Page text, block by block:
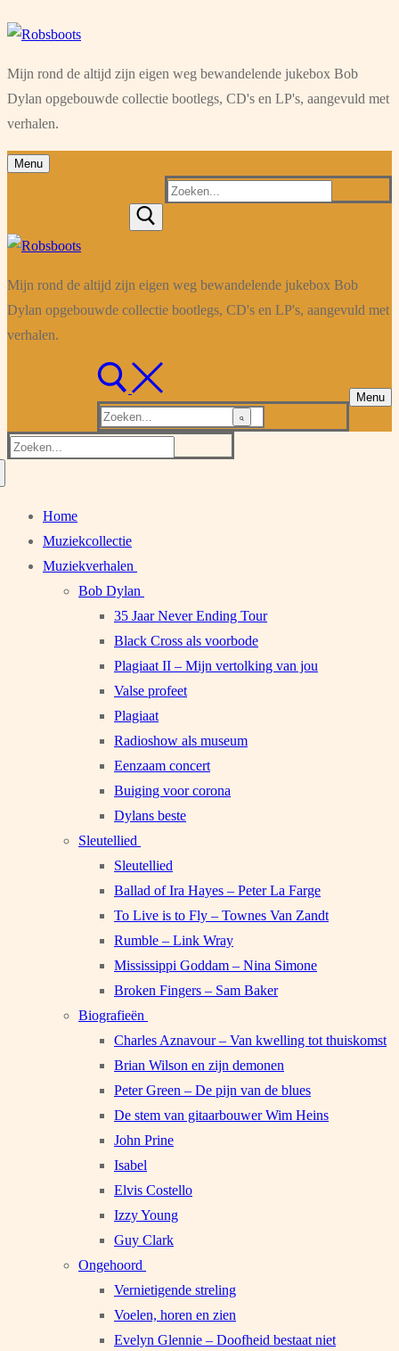
Ga
de
inhoud
Menu
Sluiten
Mijn rond de altijd zijn eigen weg bewandelende jukebox Bob
Dylan opgebouwde collectie bootlegs, CD's en LP's, aangevuld met
verhalen.
Menu
Zoeken
Mijn rond de altijd zijn eigen weg bewandelende jukebox Bob
Dylan opgebouwde collectie bootlegs, CD's en LP's, aangevuld met
verhalen.
Zoeken
naar:
Menu
Zoeken
Home
Muziekcollectie
Muziekverhalen
Bob Dylan
35 Jaar Never Ending Tour
Black Cross als voorbode
Plagiaat II – Mijn vertolking van jou
Valse profeet
Plagiaat
Radioshow als museum
Eenzaam concert
Buiging voor corona
Dylans beste
Sleutellied
Sleutellied
Ballad of Ira Hayes – Peter La Farge
To Live is to Fly – Townes Van Zandt
Rumble – Link Wray
Mississippi Goddam – Nina Simone
Broken Fingers – Sam Baker
Biografieën
Charles Aznavour – Van kwelling tot thuiskomst
Brian Wilson en zijn demonen
Peter Green – De pijn van de blues
De stem van gitaarbouwer Wim Heins
John Prine
Isabel
Elvis Costello
Izzy Young
Guy Clark
Ongehoord
Vernietigende streling
Voelen, horen en zien
Evelyn Glennie – Doofheid bestaat niet